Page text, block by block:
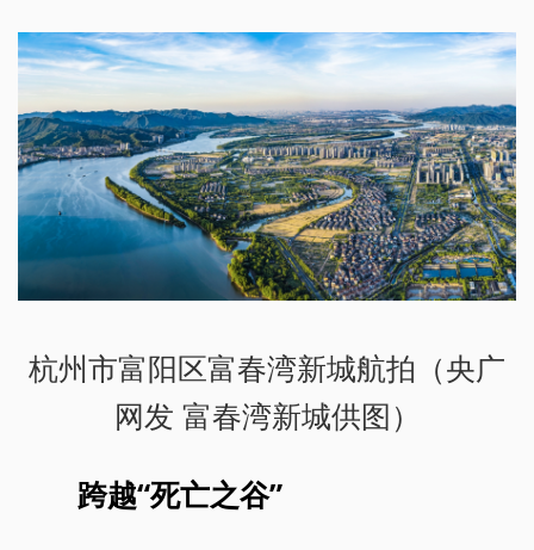
杭州市富阳区富春湾新城航拍（央广
网发 富春湾新城供图）
跨越“死亡之谷”